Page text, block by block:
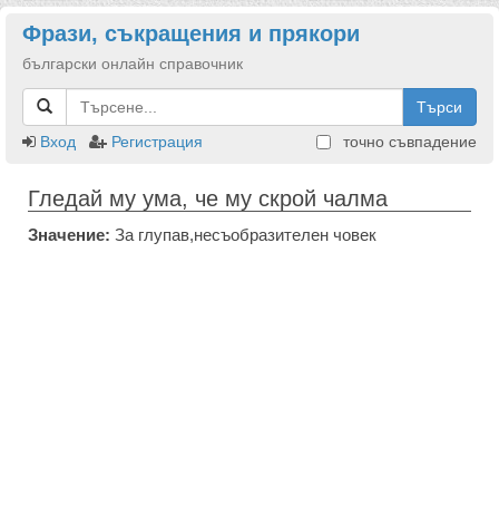
Фрази, съкращения и прякори
български онлайн справочник
Търси
Вход
Регистрация точно съвпадение
Гледай му ума, че му скрой чалма
Значение: За глупав,несъобразителен човек